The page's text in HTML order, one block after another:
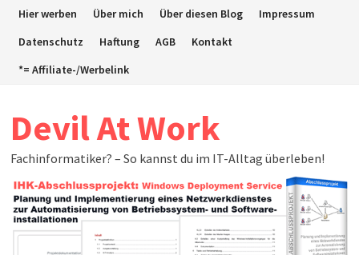
ZumHier werben Über mich Über diesen Blog
Impressum
Datenschutz
Haftung AGB
Kontakt
*= Affiliate-/Werbelink
Devil At Work
Fachinformatiker? – So kannst du im IT-Alltag überleben!